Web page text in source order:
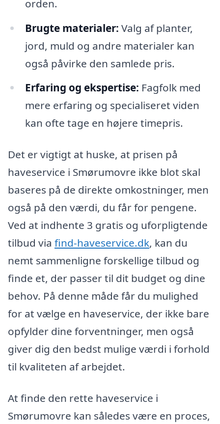
orden.
Brugte materialer: Valg af planter,
jord, muld og andre materialer kan
også påvirke den samlede pris.
Erfaring og ekspertise: Fagfolk med
mere erfaring og specialiseret viden
kan ofte tage en højere timepris.
Det er vigtigt at huske, at prisen på
haveservice i Smørumovre ikke blot skal
baseres på de direkte omkostninger, men
også på den værdi, du får for pengene.
Ved at indhente 3 gratis og uforpligtende
tilbud via find-haveservice.dk, kan du
nemt sammenligne forskellige tilbud og
finde et, der passer til dit budget og dine
behov. På denne måde får du mulighed
for at vælge en haveservice, der ikke bare
opfylder dine forventninger, men også
giver dig den bedst mulige værdi i forhold
til kvaliteten af arbejdet.
At finde den rette haveservice i
Smørumovre kan således være en proces,